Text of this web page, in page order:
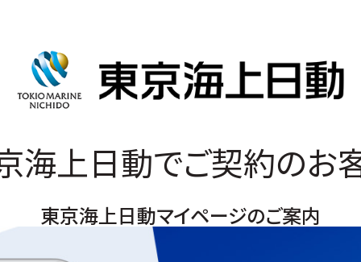
海上日動でご契約のお
東京海上日動マイページのご案内